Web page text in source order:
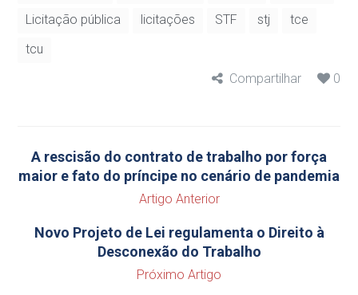
Licitação pública
licitações STF stj
tce
tcu
Compartilhar
0
A rescisão do contrato de trabalho por força
maior e fato do príncipe no cenário de pandemia
Artigo Anterior
Novo Projeto de Lei regulamenta o Direito à
Desconexão do Trabalho
Próximo Artigo